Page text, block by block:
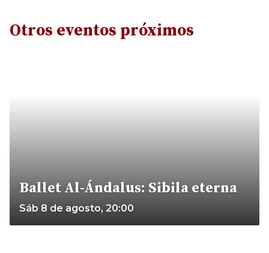
Otros eventos próximos
Ballet Al-Ándalus: Sibila eterna
Sáb 8 de agosto, 20:00